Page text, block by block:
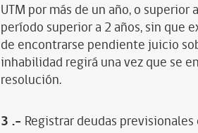
UTM por más de un año, o
período superior a 2 años, sin que
de encontrarse pendiente juicio
inhabilidad regirá una vez que se
resolución.
3 .- Registrar deudas